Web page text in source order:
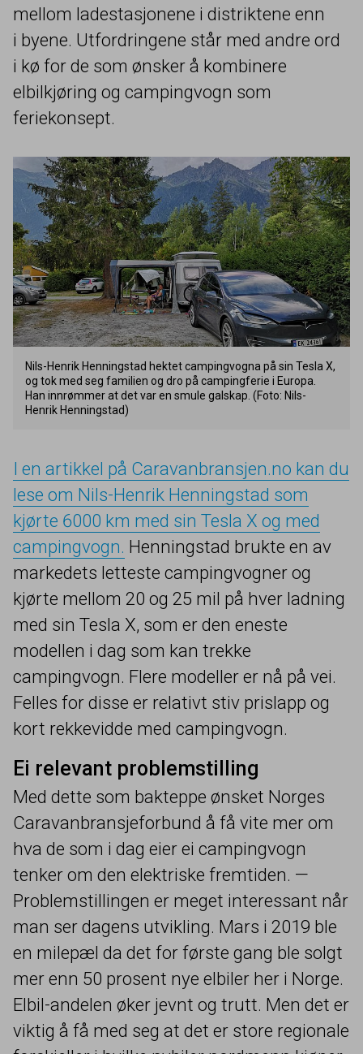
mellom ladestasjonene i distriktene enn
i byene. Utfordringene står med andre ord
i kø for de som ønsker å kombinere
elbilkjøring og campingvogn som
feriekonsept.
Nils-Henrik Henningstad hektet campingvogna på sin Tesla X,
og tok med seg familien og dro på campingferie i Europa.
Han innrømmer at det var en smule galskap. (Foto: Nils-
Henrik Henningstad)
I en artikkel på Caravanbransjen​.no kan du
lese om Nils-Henrik Henningstad som
kjørte 6000 km med sin Tesla X og med
campingvogn. Henningstad brukte en av
markedets letteste campingvogner og
kjørte mellom 20 og 25 mil på hver ladning
med sin Tesla X, som er den eneste
modellen i dag som kan trekke
campingvogn. Flere modeller er nå på vei.
Felles for disse er relativt stiv prislapp og
kort rekkevidde med campingvogn.
Ei relevant problemstilling
Med dette som bakteppe ønsket Norges
Caravanbransjeforbund å få vite mer om
hva de som i dag eier ei campingvogn
tenker om den elektriske fremtiden. —
Problemstillingen er meget interessant når
man ser dagens utvikling. Mars i 2019 ble
en milepæl da det for første gang ble solgt
mer enn 50 prosent nye elbiler her i Norge.
Elbil-andelen øker jevnt og trutt. Men det er
viktig å få med seg at det er store regionale